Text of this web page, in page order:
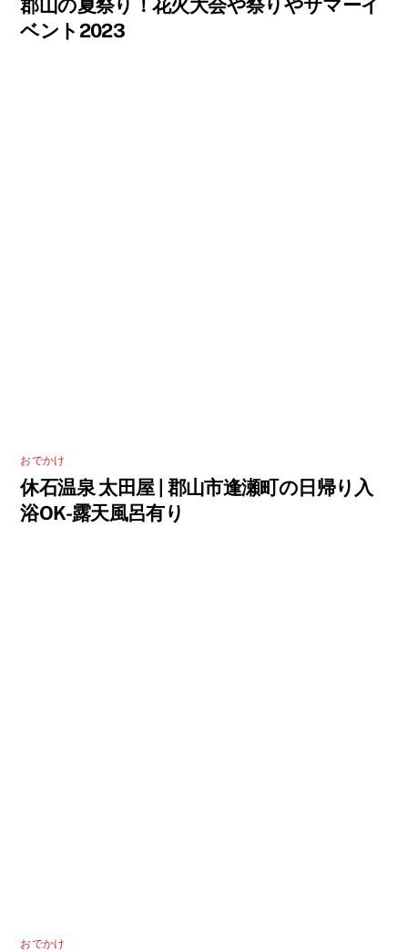
郡山の夏祭り！花火大会や祭りやサマーイ
ベント2023
おでかけ
休石温泉 太田屋 | 郡山市逢瀬町の日帰り入
浴OK-露天風呂有り
おでかけ